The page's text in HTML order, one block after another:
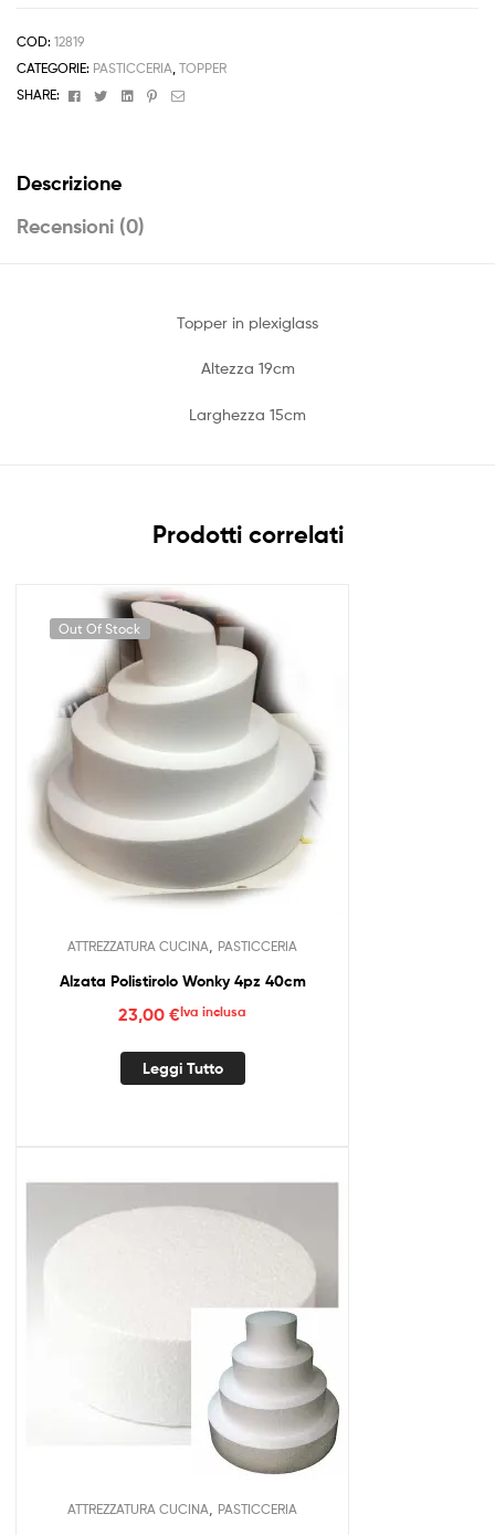
Compleanno
Uno
quantità
COD: 12819
CATEGORIE: PASTICCERIA, TOPPER
SHARE:
FacebookTwitterLinkedinPinterest
Email
Descrizione
Recensioni (0)
Topper in plexiglass
Altezza 19cm
Larghezza 15cm
Prodotti correlati
Out Of Stock
ATTREZZATURA CUCINA PASTICCERIA
Alzata Polistirolo Wonky 4pz 40cm
23,00 €Iva inclusa
Leggi Tutto
ATTREZZATURA CUCINA PASTICCERIA